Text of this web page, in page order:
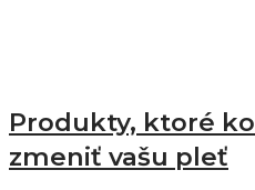
Produkty, ktoré
zmeniť vašu pleť